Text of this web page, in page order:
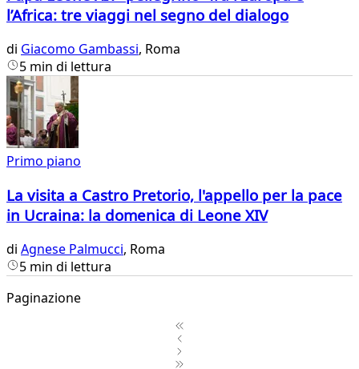
l’Africa: tre viaggi nel segno del dialogo
di Giacomo Gambassi, Roma
5 min di lettura
Primo piano
La visita a Castro Pretorio, l'appello per la pace
in Ucraina: la domenica di Leone XIV
di Agnese Palmucci, Roma
5 min di lettura
Paginazione